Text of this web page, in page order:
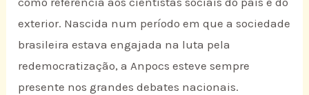
exterior. Nascida num período em que a sociedade
brasileira estava engajada na luta pela
redemocratização, a Anpocs esteve sempre
presente nos grandes debates nacionais.